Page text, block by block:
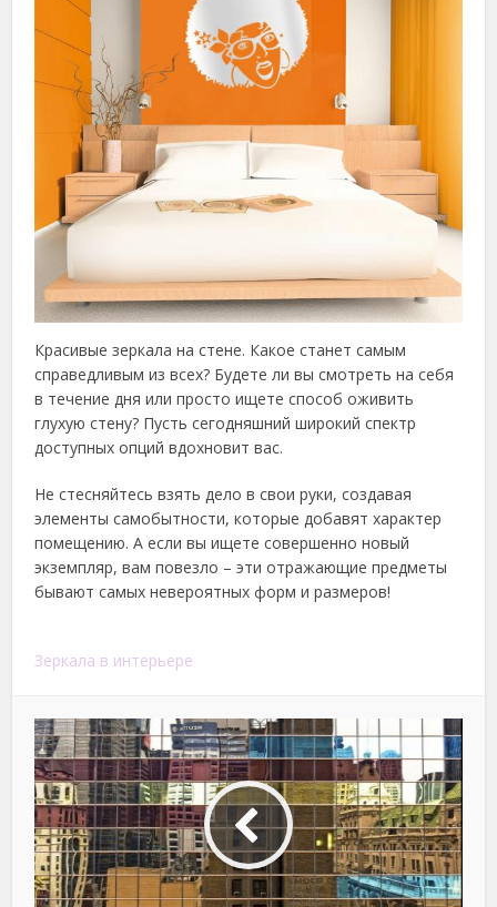
Красивые зеркала на стене. Какое станет самым
справедливым из всех? Будете ли вы смотреть на себя
в течение дня или просто ищете способ оживить
глухую стену? Пусть сегодняшний широкий спектр
доступных опций вдохновит вас.
Не стесняйтесь взять дело в свои руки, создавая
элементы самобытности, которые добавят характер
помещению. А если вы ищете совершенно новый
экземпляр, вам повезло – эти отражающие предметы
бывают самых невероятных форм и размеров!
Зеркала в интерьере